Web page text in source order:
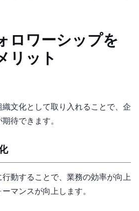
ロワーシップを
リット
文化として取り入れることで、企
待できます。
動することで、業務の効率が向上
マンスが向上します。